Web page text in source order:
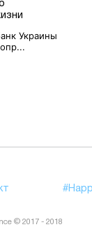
Украины
© 2017 - 2018